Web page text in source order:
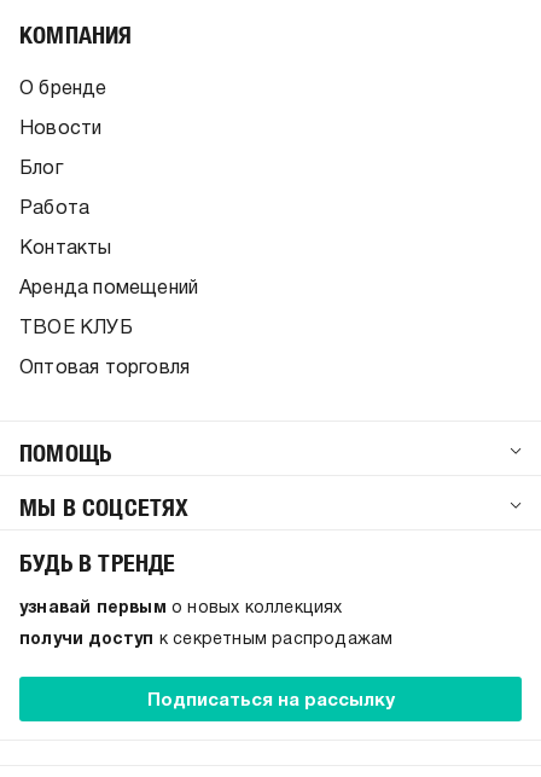
КОМПАНИЯ
О бренде
Новости
Блог
Работа
Контакты
Аренда помещений
ТВОЕ КЛУБ
Оптовая торговля
ПОМОЩЬ
МЫ В СОЦСЕТЯХ
БУДЬ В ТРЕНДЕ
узнавай первым о новых коллекциях
получи доступ к секретным распродажам
Подписаться на рассылку